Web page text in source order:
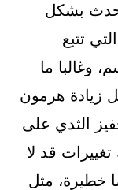
تحدث بشكل
تتبع
وغالبا ما
زيادة هرمون
الثدي على
قد لا
خطيرة، مثل